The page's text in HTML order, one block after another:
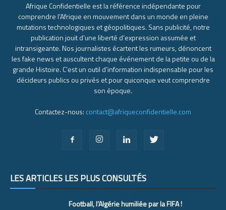
Afrique Confidentielle est la référence indépendante pour
comprendre l’Afrique en mouvement dans un monde en pleine
mutations technologiques et géopolitiques. Sans publicité, notre
publication jouit d’une liberté d’expression assumée et
intransigeante. Nos journalistes écartent les rumeurs, dénoncent
les fake news et auscultent chaque événement de la petite ou de la
grande Histoire. C’est un outil d’information indispensable pour les
décideurs publics ou privés et pour quiconque veut comprendre
son époque.
Contactez-nous: contact@afriqueconfidentielle.com
LES ARTICLES LES PLUS CONSULTÉS
Football, l’Algérie humiliée par la FIFA !